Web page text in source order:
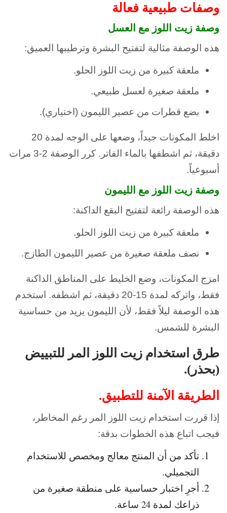
وصفات طبيعية فعالة
وصفة زيت اللوز مع العسل
هذه الوصفة مثالية لتفتيح البشرة وترطيبها العميق:
ملعقة كبيرة من زيت اللوز الحلو.
ملعقة صغيرة لعسل طبيعي.
بضع قطرات من عصير الليمون (اختياري).
اخلط المكونات جيداً، وضعها على الوجه لمدة 20
دقيقة، ثم اشطفها بالماء الفاتر. كرر الوصفة 2-3 مرات
أسبوعياً.
وصفة زيت اللوز مع الليمون
هذه الوصفة رائعة لتفتيح البقع الداكنة:
ملعقة كبيرة من زيت اللوز الحلو.
نصف ملعقة صغيرة من عصير الليمون الطازج.
امزج المكونات، وضع الخليط على المناطق الداكنة
فقط، واتركه لمدة 15-20 دقيقة، ثم اشطفه. استخدم
هذه الوصفة ليلاً فقط، لأن الليمون يزيد من حساسية
البشرة للشمس.
طرق استخدام زيت اللوز المر للتبييض
(بحذر).
الطريقة الآمنة للتطبيق.
إذا قررت استخدام زيت اللوز المر رغم المخاطر،
فيجب اتباع هذه الخطوات بدقة:
تأكد من أن المنتج معالج ومخصص للاستخدام
التجميلي.
أجرِ اختبار حساسية على منطقة صغيرة من
ذراعك لمدة 24 ساعة.